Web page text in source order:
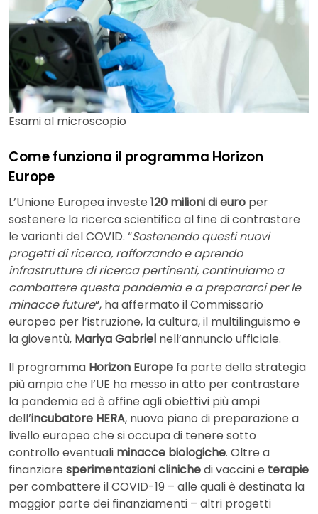
Esami al microscopio
Come funziona il programma Horizon
Europe
L’Unione Europea investe 120 milioni di euro per
sostenere la ricerca scientifica al fine di contrastare
le varianti del COVID. “Sostenendo questi nuovi
progetti di ricerca, rafforzando e aprendo
infrastrutture di ricerca pertinenti, continuiamo a
combattere questa pandemia e a prepararci per le
minacce future“, ha affermato il Commissario
europeo per l’istruzione, la cultura, il multilinguismo e
la gioventù, Mariya Gabriel nell’annuncio ufficiale.
Il programma Horizon Europe fa parte della strategia
più ampia che l’UE ha messo in atto per contrastare
la pandemia ed è affine agli obiettivi più ampi
dell’incubatore HERA, nuovo piano di preparazione a
livello europeo che si occupa di tenere sotto
controllo eventuali minacce biologiche. Oltre a
finanziare sperimentazioni clinichedi vaccini e terapie
per combattere il COVID-19 – alle quali è destinata la
maggior parte dei finanziamenti – altri progetti